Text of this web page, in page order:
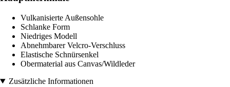
Vulkanisierte Außensohle
Schlanke Form
Niedriges Modell
Abnehmbarer Velcro-Verschluss
Elastische Schnürsenkel
Obermaterial aus Canvas/Wildleder
Zusätzliche Informationen